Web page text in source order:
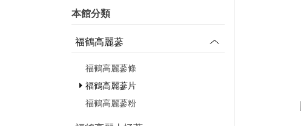
本館分類
福鶴高麗蔘
福鶴高麗蔘條
福鶴高麗蔘片
福鶴高麗蔘粉